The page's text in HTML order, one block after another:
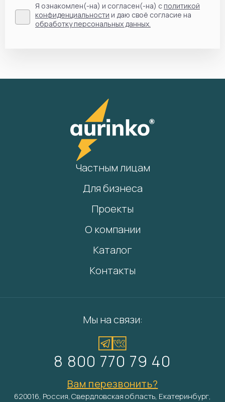
Я ознакомлен(-на) и согласен(-на) сполитикой
конфиденциальности и даю своё согласие на
обработку персональных данных.
Частным лицам
Для бизнеса
Проекты
О компании
Каталог
Контакты
Мы на связи:
8 800 770 79 40
Вам перезвонить?
620016, Россия, Свердловская область, Екатеринбург,